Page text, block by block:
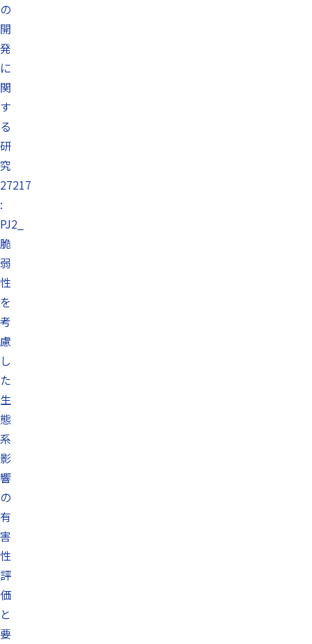
の
開
発
に
関
す
る
研
究
27217
:
PJ2_
脆
弱
性
を
考
慮
し
た
生
態
系
影
響
の
有
害
性
評
価
と
要